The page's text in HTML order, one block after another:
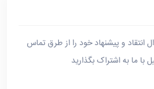
انتقاد و پیشنهاد خود را از طرق تماس
با ما به اشتراک بگذارید